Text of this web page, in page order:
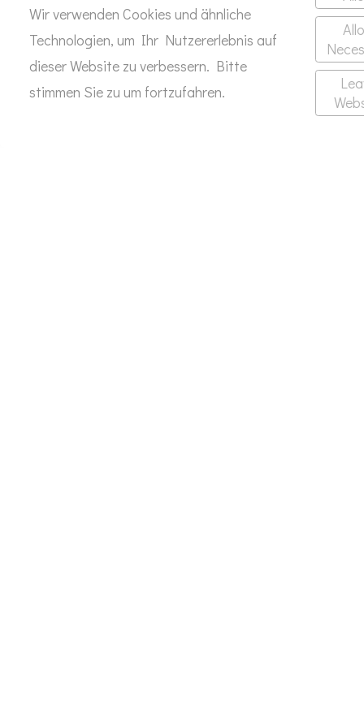
Wir verwenden Cookies und ähnliche
Technologien, um Ihr Nutzererlebnis auf
dieser Website zu verbessern. Bitte
stimmen Sie zu um fortzufahren.